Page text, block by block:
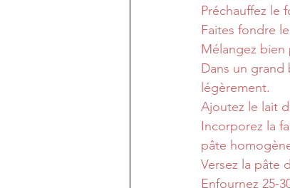
Préchauffez le
Faites fondre
Mélangez
Dans un
légèrement.
Ajoutez le lait
Incorporez la
pâte
Versez la pâte
Enfournez 25-